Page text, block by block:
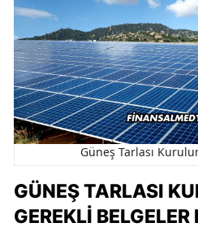
Güneş Tarlası
GÜNEŞ TARLASI
GEREKLI BELGELER